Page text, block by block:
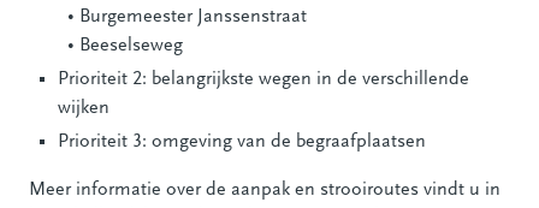
• Burgemeester Janssenstraat
• Beeselseweg
Prioriteit 2: belangrijkste wegen in de verschillende
wijken
Prioriteit 3: omgeving van de begraafplaatsen
Meer informatie over de aanpak en strooiroutes vindt u in